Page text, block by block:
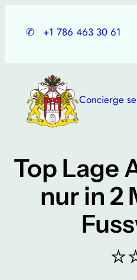
✆ +1 786 463 30 61
Concierge
Top Lage
nur in 2